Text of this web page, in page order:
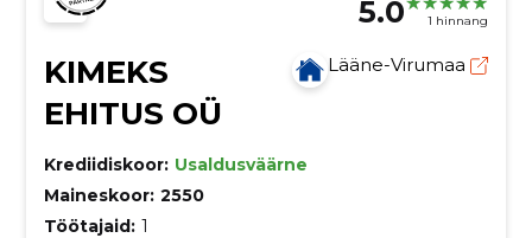
5.0 1 hinnang
KIMEKS
EHITUS OÜ
Lääne-Virumaa
Krediidiskoor: Usaldusväärne
Maineskoor: 2550
Töötajaid: 1